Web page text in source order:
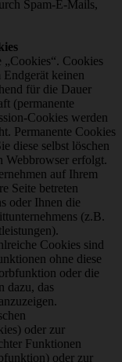
Spam-E-Mails,
„Cookies“. Cookies
keinen
für die Dauer
(permanente
Cookies werden
Permanente Cookies
diese selbst löschen
Webbrowser erfolgt.
auf Ihrem
Seite betreten
oder Ihnen die
(z.B.
Cookies sind
ohne diese
oder die
dazu, das
oder zur
Funktionen
oder zur